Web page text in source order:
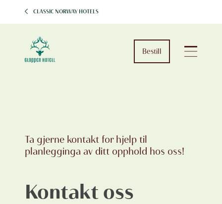
CLASSIC NORWAY HOTELS
Bestill
Kontakt oss
Ta gjerne kontakt for hjelp til
planlegginga av ditt opphold hos oss!